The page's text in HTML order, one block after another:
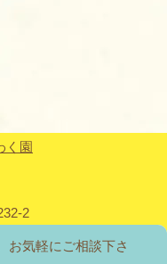
2
お気軽にご相談下さ